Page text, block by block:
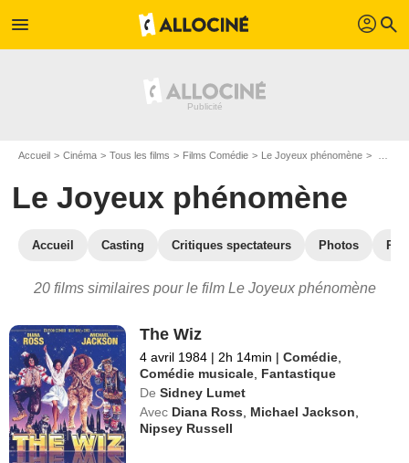
menu profil search
Accueil Cinéma Tous les films Films Comédie Le Joyeux phénomène
Le Joyeux phénomène
Accueil Casting Critiques spectateurs Photos
20 films similaires pour le film Le Joyeux phénomène
The Wiz
4 avril 1984 | 2h 14min | Comédie
Comédie musicale Fantastique
De Sidney Lumet
Avec Diana Ross Michael Jackson
Nipsey Russell